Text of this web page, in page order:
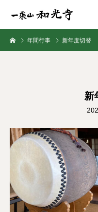
年間行事 新年度切替
新